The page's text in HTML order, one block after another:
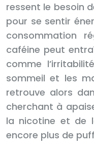
ressent le besoin
pour se sentir
consommation
caféine peut
comme
sommeil et les
retrouve alors
cherchant à
la nicotine et de
encore plus de